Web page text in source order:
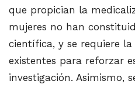
que propician la
mujeres no han
científica, y se requiere
existentes para reforzar
investigación. Asimismo,